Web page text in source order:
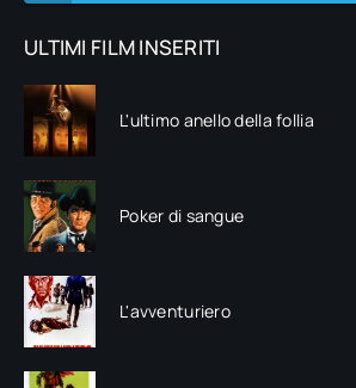
ULTIMI FILM INSERITI
L'ultimo anello della follia
Poker di sangue
L'avventuriero